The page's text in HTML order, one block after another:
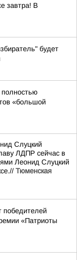
завтра! В
будет
«большой
Слуцкий
ЛДПР сейчас в
Леонид Слуцкий
Тюменская
победителей
«Патриоты